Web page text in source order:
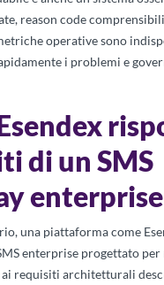
reason code
operative sono
i problemi e
di un SMS
enterprise
una piattaforma come
enterprise progettato
requisiti architetturali